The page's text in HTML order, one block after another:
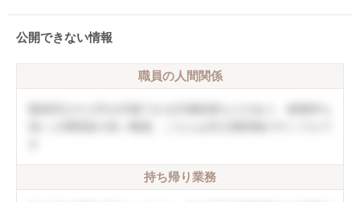
公開できない情報
職員の人間関係
持ち帰り業務